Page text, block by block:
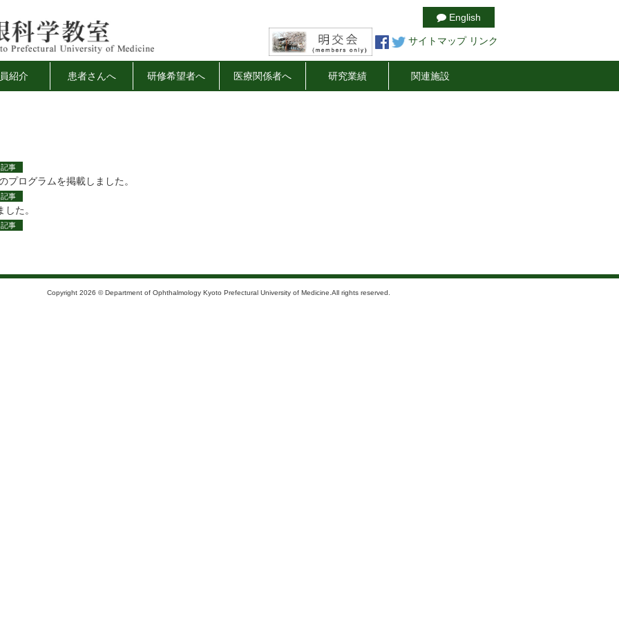
English
サイトマップ リンク
紹介 患者さんへ 研修希望者へ 医療関係者へ 研究業績 関連施設
記事
プログラムを掲載しました。
記事
た。
記事
Copyright 2026 © Department of Ophthalmology Kyoto Prefectural University of Medicine.All rights reserved.